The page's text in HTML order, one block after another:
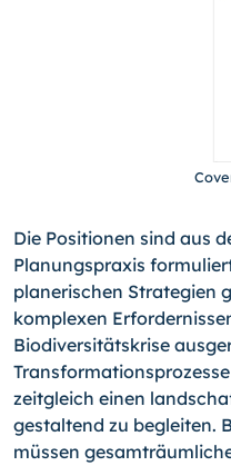
Die Positionen sind aus
Planungspraxis
planerischen Strategien
komplexen
Biodiversitätskrise
zeitgleich einen
gestaltend zu begleiten.
müssen